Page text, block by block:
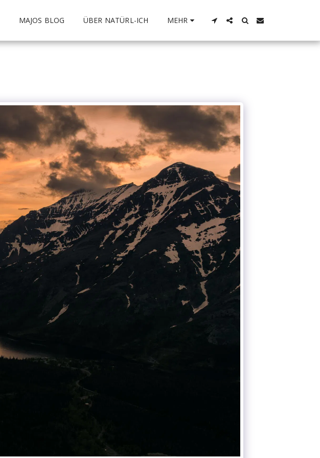
MAJOS BLOG ÜBER NATÜRL-ICH MEHR